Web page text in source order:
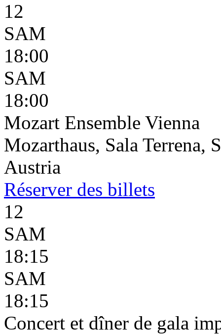
12
SAM
18:00
SAM
18:00
Mozart Ensemble Vienna
Mozarthaus, Sala Terrena,
Austria
Réserver des billets
12
SAM
18:15
SAM
18:15
Concert et dîner de gala